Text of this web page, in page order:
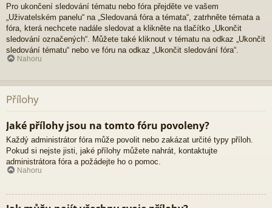
Pro ukončení sledování tématu nebo fóra přejděte ve vašem
„Uživatelském panelu“ na „Sledovaná fóra a témata“, zatrhněte témata a
fóra, která nechcete nadále sledovat a klikněte na tlačítko „Ukončit
sledování označených“. Můžete také kliknout v tématu na odkaz „Ukončit
sledování tématu“ nebo ve fóru na odkaz „Ukončit sledování fóra“.
Nahoru
Přílohy
Jaké přílohy jsou na tomto fóru povoleny?
Každý administrátor fóra může povolit nebo zakázat určité typy příloh.
Pokud si nejste jisti, jaké přílohy můžete nahrát, kontaktujte
administrátora fóra a požádejte ho o pomoc.
Nahoru